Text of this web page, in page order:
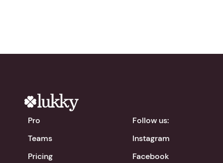
Pro
Teams
Pricing
Follow us:
Instagram
Facebook